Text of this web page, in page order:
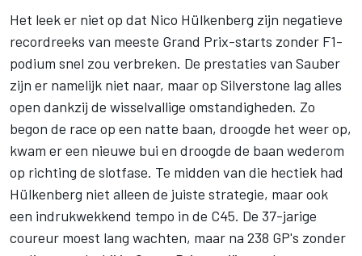
Het leek er niet op dat Nico Hülkenberg zijn negatieve
recordreeks van meeste Grand Prix-starts zonder F1-
podium snel zou verbreken. De prestaties van Sauber
zijn er namelijk niet naar, maar op Silverstone lag alles
open dankzij de wisselvallige omstandigheden. Zo
begon de race op een natte baan, droogde het weer op,
kwam er een nieuwe bui en droogde de baan wederom
op richting de slotfase. Te midden van die hectiek had
Hülkenberg niet alleen de juiste strategie, maar ook
een indrukwekkend tempo in de C45. De 37-jarige
coureur moest lang wachten, maar na 238 GP's zonder